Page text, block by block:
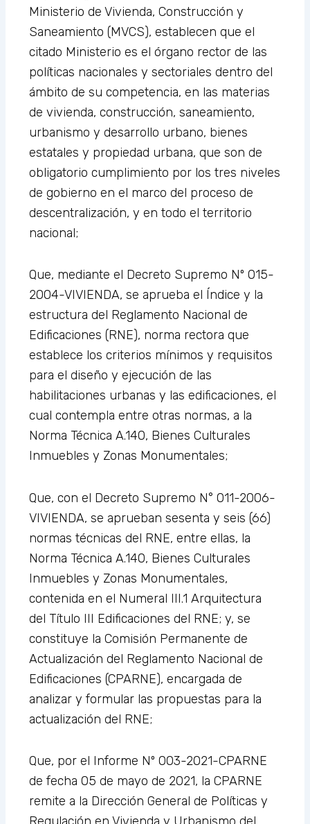
Ministerio de Vivienda, Construcción y
Saneamiento (MVCS), establecen que el
citado Ministerio es el órgano rector de las
políticas nacionales y sectoriales dentro del
ámbito de su competencia, en las materias
de vivienda, construcción, saneamiento,
urbanismo y desarrollo urbano, bienes
estatales y propiedad urbana, que son de
obligatorio cumplimiento por los tres niveles
de gobierno en el marco del proceso de
descentralización, y en todo el territorio
nacional;
Que, mediante el Decreto Supremo Nº 015-
2004-VIVIENDA, se aprueba el Índice y la
estructura del Reglamento Nacional de
Edificaciones (RNE), norma rectora que
establece los criterios mínimos y requisitos
para el diseño y ejecución de las
habilitaciones urbanas y las edificaciones, el
cual contempla entre otras normas, a la
Norma Técnica A.140, Bienes Culturales
Inmuebles y Zonas Monumentales;
Que, con el Decreto Supremo N° 011-2006-
VIVIENDA, se aprueban sesenta y seis (66)
normas técnicas del RNE, entre ellas, la
Norma Técnica A.140, Bienes Culturales
Inmuebles y Zonas Monumentales,
contenida en el Numeral III.1 Arquitectura
del Título III Edificaciones del RNE; y, se
constituye la Comisión Permanente de
Actualización del Reglamento Nacional de
Edificaciones (CPARNE), encargada de
analizar y formular las propuestas para la
actualización del RNE;
Que, por el Informe Nº 003-2021-CPARNE
de fecha 05 de mayo de 2021, la CPARNE
remite a la Dirección General de Políticas y